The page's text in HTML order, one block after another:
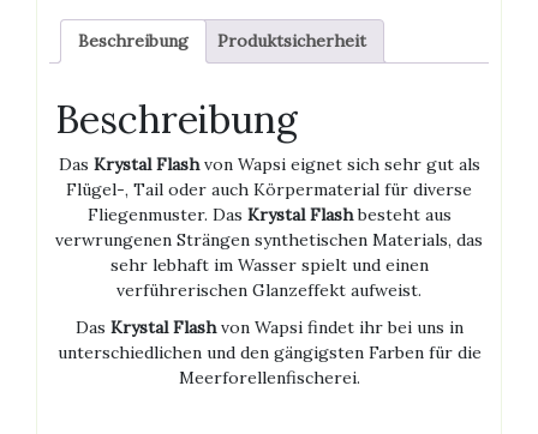
Beschreibung Produktsicherheit
Beschreibung
Das Krystal Flashvon Wapsi eignet sich sehr gut als
Flügel-, Tail oder auch Körpermaterial für diverse
Fliegenmuster. Das Krystal Flashbesteht aus
verwrungenen Strängen synthetischen Materials, das
sehr lebhaft im Wasser spielt und einen
verführerischen Glanzeffekt aufweist.
Das Krystal Flashvon Wapsi findet ihr bei uns in
unterschiedlichen und den gängigsten Farben für die
Meerforellenfischerei.